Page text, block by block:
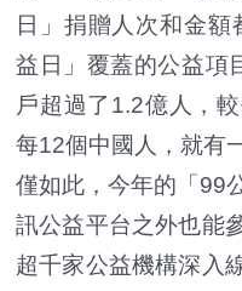
日」捐贈人次和金
益日」覆蓋的公益項
戶超過了1.2億人，
每12個中國人，就有
僅如此，今年的「99
訊公益平台之外也能
超千家公益機構深入